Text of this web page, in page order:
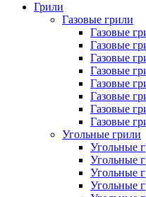
Грили
Газовые грили
Газовые
Газовые
Газовые
Газовые
Газовые
Газовые
Газовые
Газовые
Угольные грили
Угольные
Угольные
Угольные
Угольные